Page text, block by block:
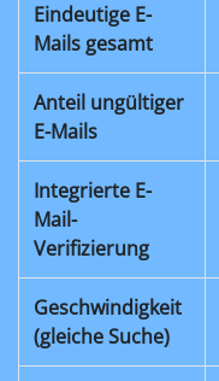
Eindeutige E-
Mails gesamt
Anteil ungültiger
E-Mails
Integrierte E-
Mail-
Verifizierung
Geschwindigkeit
(gleiche Suche)